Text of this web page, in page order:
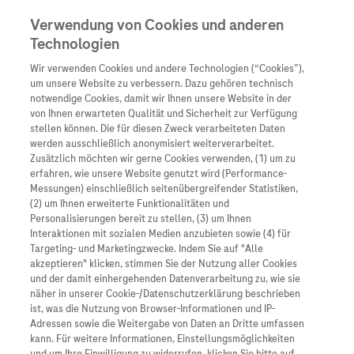
Unternehmen
Übersicht
Wer wir sind
Was uns antreibt
Unsere Standorte
Roche Stories
Events
Innovation
Übersicht
Forschung
Personalisierte
Digitalisierung
Blog Zukunftslabor
Übersicht
Unser Service für
Informationen zu
Diagnostik ist
Klinische Studien
Arzneimittel
Übersicht
Arzneimittel A-Z
Roche Pipeline
Roche Fachportal
Diagnostik
Kontakt
Presse
Karriere
Links zu Websites Dritter werden im Sinne des
Servicegedankens angeboten. Der Herausgeber äußert
keine Meinung über den Inhalt von Websites Dritter und
Verwendung von Cookies und anderen
Technologien
Wir verwenden Cookies und andere Technologien (“Cookies”),
um unsere Website zu verbessern. Dazu gehören technisch
notwendige Cookies, damit wir Ihnen unsere Website in der
von Ihnen erwarteten Qualität und Sicherheit zur Verfügung
stellen können. Die für diesen Zweck verarbeiteten Daten
werden ausschließlich anonymisiert weiterverarbeitet.
Zusätzlich möchten wir gerne Cookies verwenden, (1) um zu
erfahren, wie unsere Website genutzt wird (Performance-
Messungen) einschließlich seitenübergreifender Statistiken,
(2) um Ihnen erweiterte Funktionalitäten und
Personalisierungen bereit zu stellen, (3) um Ihnen
Interaktionen mit sozialen Medien anzubieten sowie (4) für
Targeting- und Marketingzwecke. Indem Sie auf "Alle
akzeptieren" klicken, stimmen Sie der Nutzung aller Cookies
und der damit einhergehenden Datenverarbeitung zu, wie sie
näher in unserer Cookie-/Datenschutzerklärung beschrieben
ist, was die Nutzung von Browser-Informationen und IP-
Adressen sowie die Weitergabe von Daten an Dritte umfassen
kann. Für weitere Informationen, Einstellungsmöglichkeiten